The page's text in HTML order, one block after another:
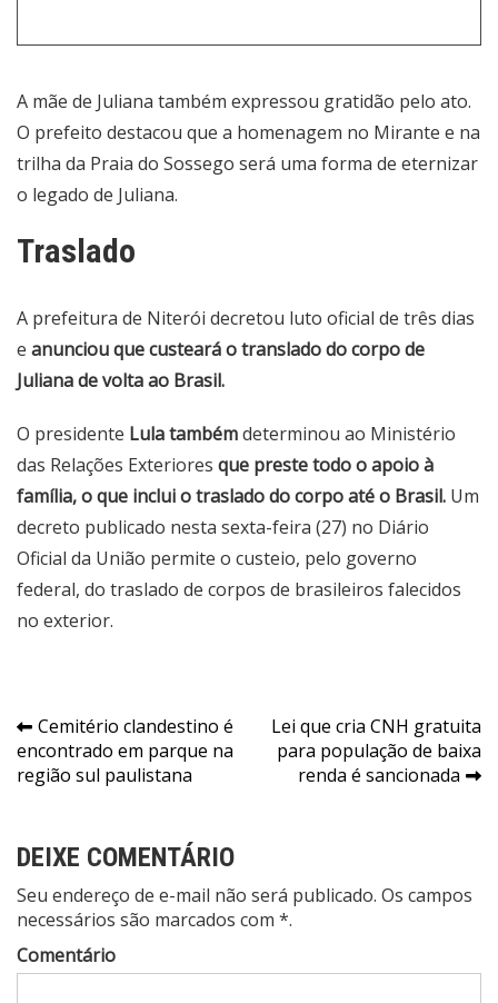
A mãe de Juliana também expressou gratidão pelo ato.
O prefeito destacou que a homenagem no Mirante e na
trilha da Praia do Sossego será uma forma de eternizar
o legado de Juliana.
Traslado
A prefeitura de Niterói decretou luto oficial de três dias
e anunciou que custeará o translado do corpo de
Juliana de volta ao Brasil.
O presidente Lula tambémdeterminou ao Ministério
das Relações Exteriores que preste todo o apoio à
família, o que inclui o traslado do corpo até o Brasil. Um
decreto publicado nesta sexta-feira (27) no Diário
Oficial da União permite o custeio, pelo governo
federal, do traslado de corpos de brasileiros falecidos
no exterior.
Navegação
de
Cemitério clandestino é
encontrado em parque na
região sul paulistana
Lei que cria CNH gratuita
para população de baixa
renda é sancionada
DEIXE COMENTÁRIO
Seu endereço de e-mail não será publicado. Os campos
necessários são marcados com *.
Comentário